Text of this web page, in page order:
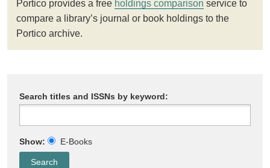
Portico provides a free holdings comparison service to
compare a library’s journal or book holdings to the
Portico archive.
Search titles and ISSNs by keyword:
Show: E-Books